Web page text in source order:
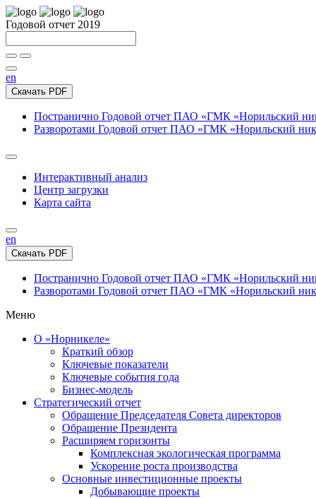
Годовой отчет 2019
en
Скачать PDF
Постранично Годовой отчет ПАО «ГМК «Норильский
Разворотами Годовой отчет ПАО «ГМК «Норильский
Интерактивный анализ
Центр загрузки
Карта сайта
en
Скачать PDF
Постранично Годовой отчет ПАО «ГМК «Норильский
Разворотами Годовой отчет ПАО «ГМК «Норильский
Меню
О «Норникеле»
Краткий обзор
Ключевые показатели
Ключевые события года
Бизнес-модель
Стратегический отчет
Обращение Председателя Совета директоров
Обращение Президента
Расширяем горизонты
Комплексная экологическая программа
Ускорение роста производства
Основные инвестиционные проекты
Добывающие проекты